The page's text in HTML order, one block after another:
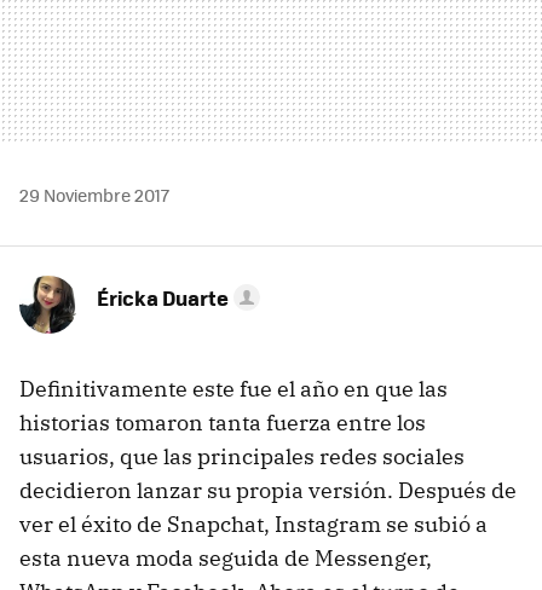
29 Noviembre 2017
Éricka Duarte
Definitivamente este fue el año en que las
historias tomaron tanta fuerza entre los
usuarios, que las principales redes sociales
decidieron lanzar su propia versión. Después de
ver el éxito de Snapchat, Instagram se subió a
esta nueva moda seguida de Messenger,